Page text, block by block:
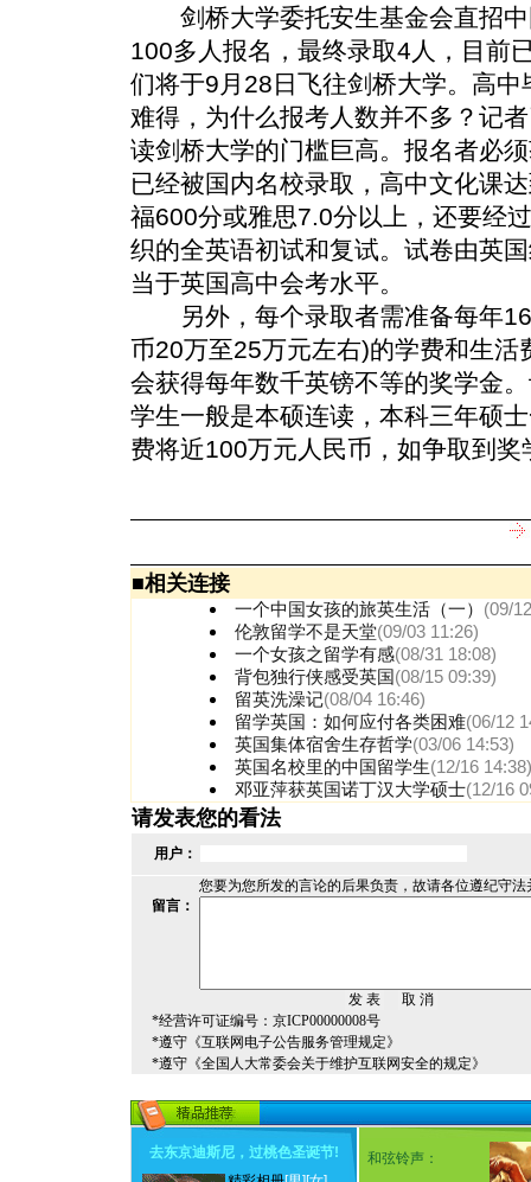
剑桥大学委托安生基金会直招中
100多人报名，最终录取4人，目前
们将于9月28日飞往剑桥大学。高
难得，为什么报考人数并不多？记
读剑桥大学的门槛巨高。报名者必
已经被国内名校录取，高中文化课
福600分或雅思7.0分以上，还要经
织的全英语初试和复试。试卷由英
当于英国高中会考水平。
另外，每个录取者需准备每年
币20万至25万元左右)的学费和生活
会获得每年数千英镑不等的奖学金
学生一般是本硕连读，本科三年硕
费将近100万元人民币，如争取到
■相关连接
一个中国女孩的旅英生活（一） (09/
伦敦留学不是天堂(09/03 11:26)
一个女孩之留学有感(08/31 18:08)
背包独行侠感受英国(08/15 09:39)
留英洗澡记(08/04 16:46)
留学英国：如何应付各类困难(06/12
英国集体宿舍生存哲学(03/06 14:53)
英国名校里的中国留学生(12/16
邓亚萍获英国诺丁汉大学硕士(12/16
请发表您的看法
用户：
您要为您所发的言论的后果负责，故请各位遵纪守
留言：
*经营许可证编号：京ICP00000008号
*遵守《互联网电子公告服务管理规定》
*遵守《全国人大常委会关于维护互联网安全的规定》
去东京迪斯尼，过桃色圣诞节!
和弦铃声：